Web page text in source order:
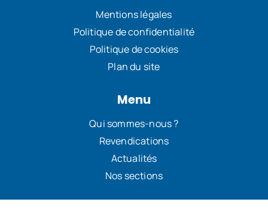
Mentions légales
Politique de confidentialité
Politique de cookies
Plan du site
Menu
Qui sommes-nous ?
Revendications
Actualités
Nos sections